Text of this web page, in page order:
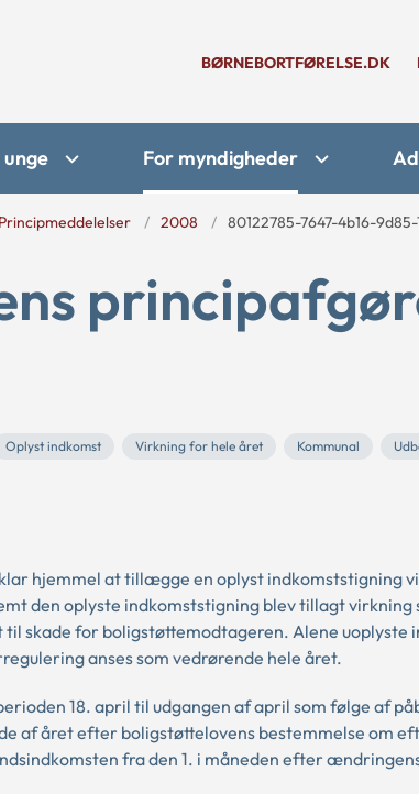
BØRNEBORTFØRELSE.DK
For myndigheder
Principmeddelelser 2008 80122785-7647-4b16-
Oplyst indkomst Virkning for hele året Kommunal
hjemmel at tillægge en oplyst indkomststigning
den oplyste indkomststigning blev tillagt virkning
til skade for boligstøttemodtageren. Alene
anses som vedrørende hele året.
18. april til udgangen af april som følge af
af året efter boligstøttelovens bestemmelse om
fra den 1. i måneden efter